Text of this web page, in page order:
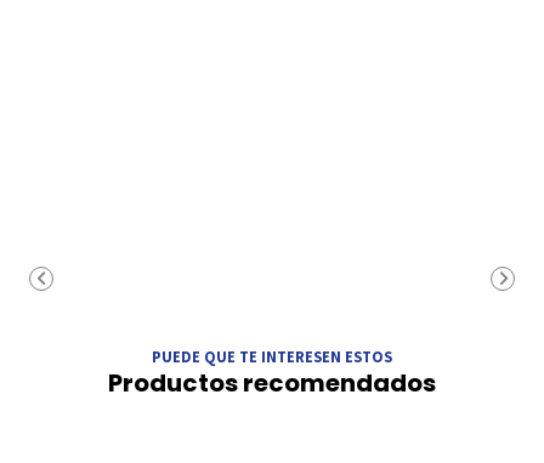
PUEDE QUE TE INTERESEN ESTOS
Productos recomendados